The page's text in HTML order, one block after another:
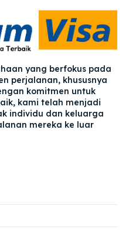
yang berfokus pada
perjalanan, khususnya
komitmen untuk
kami telah menjadi
individu dan keluarga
mereka ke luar